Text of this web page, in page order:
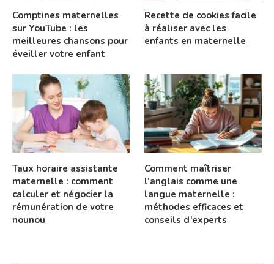
Comptines maternelles
sur YouTube : les
meilleures chansons pour
éveiller votre enfant
Recette de cookies facile
à réaliser avec les
enfants en maternelle
Taux horaire assistante
maternelle : comment
calculer et négocier la
rémunération de votre
nounou
Comment maîtriser
l’anglais comme une
langue maternelle :
méthodes efficaces et
conseils d’experts